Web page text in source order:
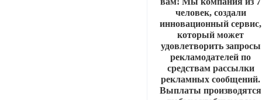
человек, создали
инновационный сервис,
который может
удовлетворить запросы
рекламодателей по
средствам рассылки
рекламных сообщений.
Выплаты производятся